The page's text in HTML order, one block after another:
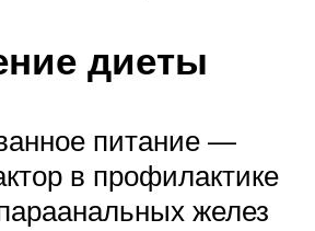
диеты
питание —
в профилактике
желез